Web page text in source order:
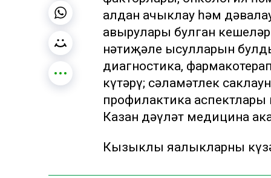
алдан ачыклау һәм
авырулары булган
нәтиҗәле ысулларын
диагностика,
күтәрү; сәламәтлек
профилактика
Казан дәүләт медицина
Кызыклы яңалыкларны